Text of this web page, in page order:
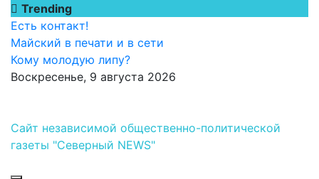
Перейти
содержимому
Trending
Есть контакт!
Майский в печати и в сети
Кому молодую липу?
Воскресенье, 9 августа 2026
Сайт независимой общественно-политической
газеты "Северный NEWS"